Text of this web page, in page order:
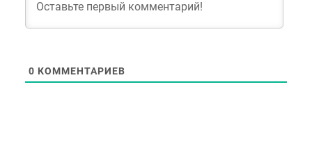
0 КОММЕНТАРИЕВ